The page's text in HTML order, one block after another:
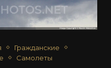
Гражданские
Самолеты